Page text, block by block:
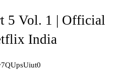
5 Vol. 1 | Official
India